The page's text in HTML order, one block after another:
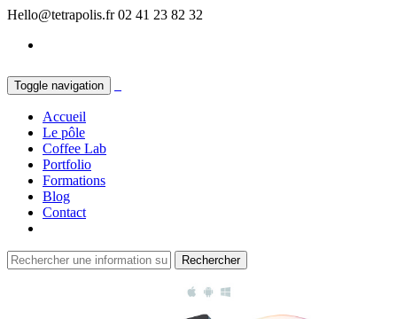
Hello@tetrapolis.fr 02 41 23 82 32
Toggle navigation
Accueil
Le pôle
Coffee Lab
Portfolio
Formations
Blog
Contact